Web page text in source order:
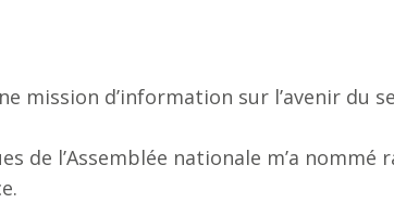
mission d’information sur l’avenir du
de l’Assemblée nationale m’a